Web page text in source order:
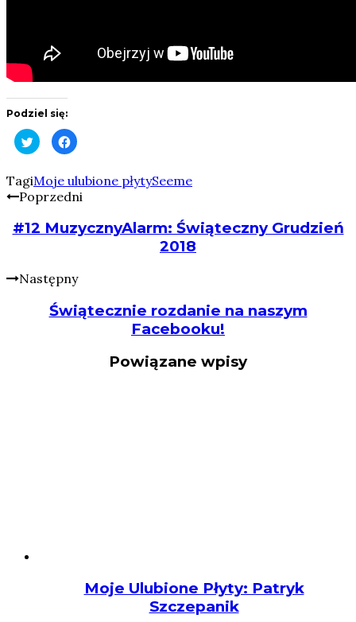
Podziel się:
Click
to
share
Twitter
(Opens
in
new
Click
to
Facebook
(Opens
in
new
TagiMoje ulubione płytySeeme
Poprzedni
#12 MuzycznyAlarm: Świąteczny Grudzień
2018
Następny
Świątecznie rozdanie na naszym
Facebooku!
Powiązane wpisy
Moje Ulubione Płyty: Patryk
Szczepanik